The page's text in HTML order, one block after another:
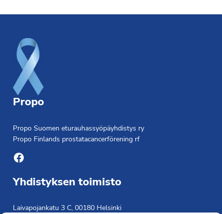
Propo
Propo Suomen eturauhassyöpäyhdistys ry
Propo Finlands prostatacancerförening rf
Facebook
Yhdistyksen toimisto
Laivapojankatu 3 C, 00180 Helsinki